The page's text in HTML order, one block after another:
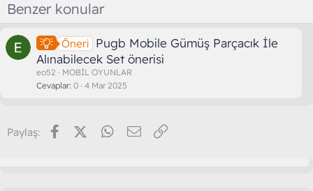
Benzer konular
Öneri Pugb Mobile Gümüş Parçacık İle
Alınabilecek Set önerisi
eo52
MOBİL OYUNLAR
Cevaplar 0 4 Mar 2025
Paylaş: FacebookX (Twitter)WhatsApp
E-posta